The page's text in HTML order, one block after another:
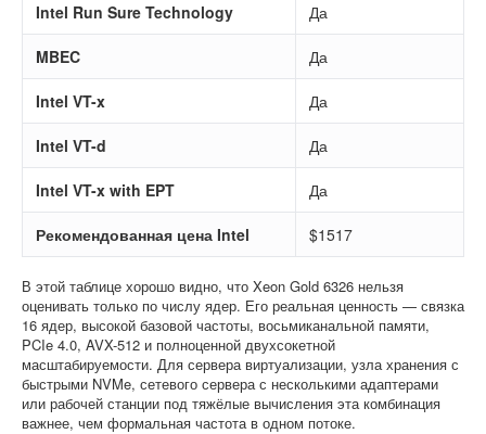
Intel Run Sure Technology Да
MBEC Да
Intel VT-x Да
Intel VT-d Да
Intel VT-x with EPT Да
Рекомендованная цена Intel $1517
В этой таблице хорошо видно, что Xeon Gold 6326 нельзя
оценивать только по числу ядер. Его реальная ценность — связка
16 ядер, высокой базовой частоты, восьмиканальной памяти,
PCIe 4.0, AVX-512 и полноценной двухсокетной
масштабируемости. Для сервера виртуализации, узла хранения с
быстрыми NVMe, сетевого сервера с несколькими адаптерами
или рабочей станции под тяжёлые вычисления эта комбинация
важнее, чем формальная частота в одном потоке.